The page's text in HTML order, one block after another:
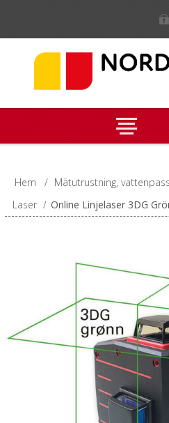
Hem / Mätutrustning,
Laser / Online Linjelaser 3DG